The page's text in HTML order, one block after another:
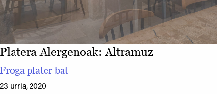
Platera Alergenoak:Altramuz
Froga plater bat
23 urria, 2020